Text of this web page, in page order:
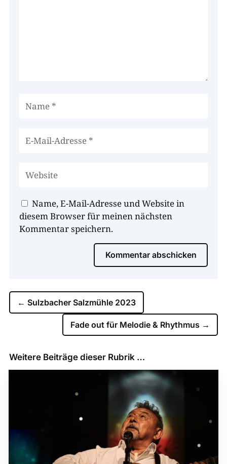
Name, E-Mail-Adresse und Website in
diesem Browser für meinen nächsten
Kommentar speichern.
Kommentar abschicken
← Sulzbacher Salzmühle 2023
Fade out für Melodie & Rhythmus →
Weitere Beiträge dieser Rubrik …